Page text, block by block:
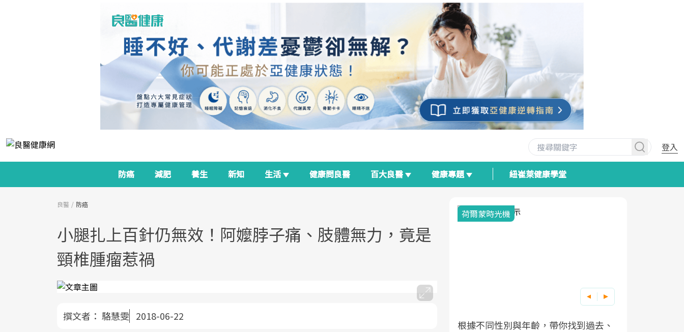
登入
防癌 減肥 養生 新知 生活 健康問良醫 百大良醫 健康專題 紐崔萊健康學堂
良醫 防癌
小腿扎上百針仍無效！阿嬤脖子痛、肢體無力，竟是
頸椎腫瘤惹禍
撰文者： 駱慧雯 2018-06-22
荷爾蒙時光機
根據不同性別與年齡，帶你找到過去、